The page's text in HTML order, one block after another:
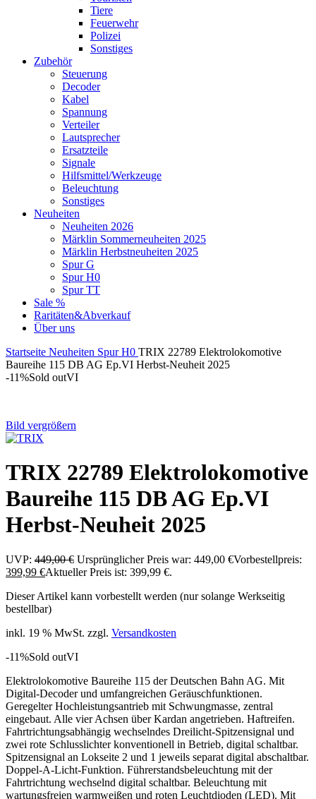
Tiere
Feuerwehr
Polizei
Sonstiges
Zubehör
Steuerung
Decoder
Kabel
Spannung
Verteiler
Lautsprecher
Ersatzteile
Signale
Hilfsmittel/Werkzeuge
Beleuchtung
Sonstiges
Neuheiten
Neuheiten 2026
Märklin Sommerneuheiten 2025
Märklin Herbstneuheiten 2025
Spur G
Spur H0
Spur TT
Sale %
Raritäten&Abverkauf
Über uns
Startseite Neuheiten Spur H0 TRIX 22789 Elektrolokomotive
Baureihe 115 DB AG Ep.VI Herbst-Neuheit 2025
-11%Sold outVI
Bild vergrößern
TRIX 22789 Elektrolokomotive
Baureihe 115 DB AG Ep.VI
Herbst-Neuheit 2025
UVP: 449,00€ Ursprünglicher Preis war: 449,00 €Vorbestellpreis:
399,99 €Aktueller Preis ist: 399,99 €.
Dieser Artikel kann vorbestellt werden (nur solange Werkseitig
bestellbar)
inkl. 19 % MwSt. zzgl. Versandkosten
-11%Sold outVI
Elektrolokomotive Baureihe 115 der Deutschen Bahn AG. Mit
Digital-Decoder und umfangreichen Geräuschfunktionen.
Geregelter Hochleistungsantrieb mit Schwungmasse, zentral
eingebaut. Alle vier Achsen über Kardan angetrieben. Haftreifen.
Fahrtrichtungsabhängig wechselndes Dreilicht-Spitzensignal und
zwei rote Schlusslichter konventionell in Betrieb, digital schaltbar.
Spitzensignal an Lokseite 2 und 1 jeweils separat digital abschaltbar.
Doppel-A-Licht-Funktion. Führerstandsbeleuchtung mit der
Fahrtrichtung wechselnd digital schaltbar. Beleuchtung mit
wartungsfreien warmweißen und roten Leuchtdioden (LED). Mit